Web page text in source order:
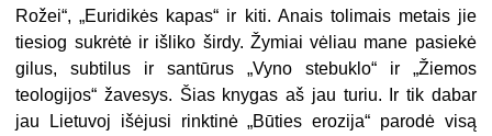
Rožei“, „Euridikės kapas“ ir kiti. Anais tolimais metais jie
tiesiog sukrėtė ir išliko širdy. Žymiai vėliau mane pasiekė
gilus, subtilus ir santūrus „Vyno stebuklo“ ir „Žiemos
teologijos“ žavesys. Šias knygas aš jau turiu. Ir tik dabar
jau Lietuvoj išėjusi rinktinė „Būties erozija“ parodė visą